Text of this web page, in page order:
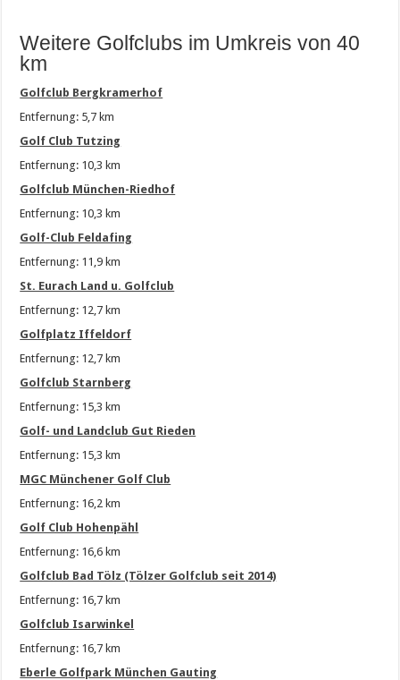
Weitere Golfclubs im Umkreis von 40
km
Golfclub Bergkramerhof
Entfernung: 5,7 km
Golf Club Tutzing
Entfernung: 10,3 km
Golfclub München-Riedhof
Entfernung: 10,3 km
Golf-Club Feldafing
Entfernung: 11,9 km
St. Eurach Land u. Golfclub
Entfernung: 12,7 km
Golfplatz Iffeldorf
Entfernung: 12,7 km
Golfclub Starnberg
Entfernung: 15,3 km
Golf- und Landclub Gut Rieden
Entfernung: 15,3 km
MGC Münchener Golf Club
Entfernung: 16,2 km
Golf Club Hohenpähl
Entfernung: 16,6 km
Golfclub Bad Tölz (Tölzer Golfclub seit 2014)
Entfernung: 16,7 km
Golfclub Isarwinkel
Entfernung: 16,7 km
Eberle Golfpark München Gauting